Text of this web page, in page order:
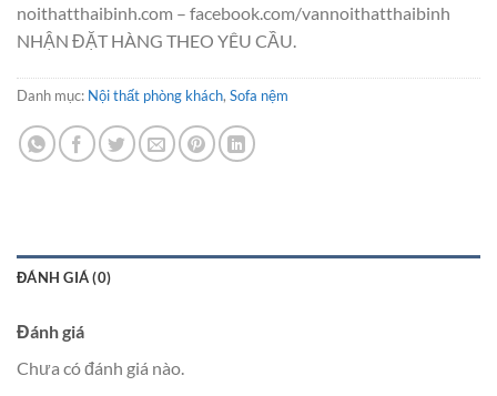
noithatthaibinh.com – facebook.com/vannoithatthaibinh
NHẬN ĐẶT HÀNG THEO YÊU CẦU.
Danh mục: Nội thất phòng khách, Sofa nệm
ĐÁNH GIÁ (0)
Đánh giá
Chưa có đánh giá nào.